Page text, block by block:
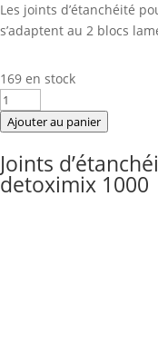
Les joints d’étanchéité
s’adaptent au 2 blocs
169 en stock
quantité
de
d'étanchéité
blocs
Ajouter au panier
Joints
detoximix 1000